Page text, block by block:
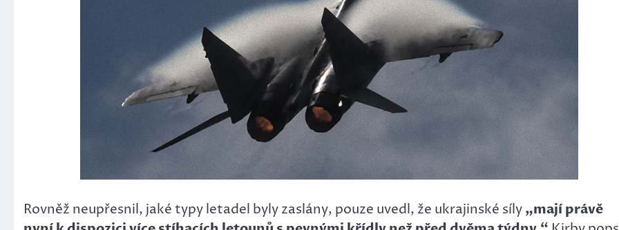
Rovněž neupřesnil, jaké typy letadel byly zaslány, pouze uvedl, že ukrajinské síly„mají právě